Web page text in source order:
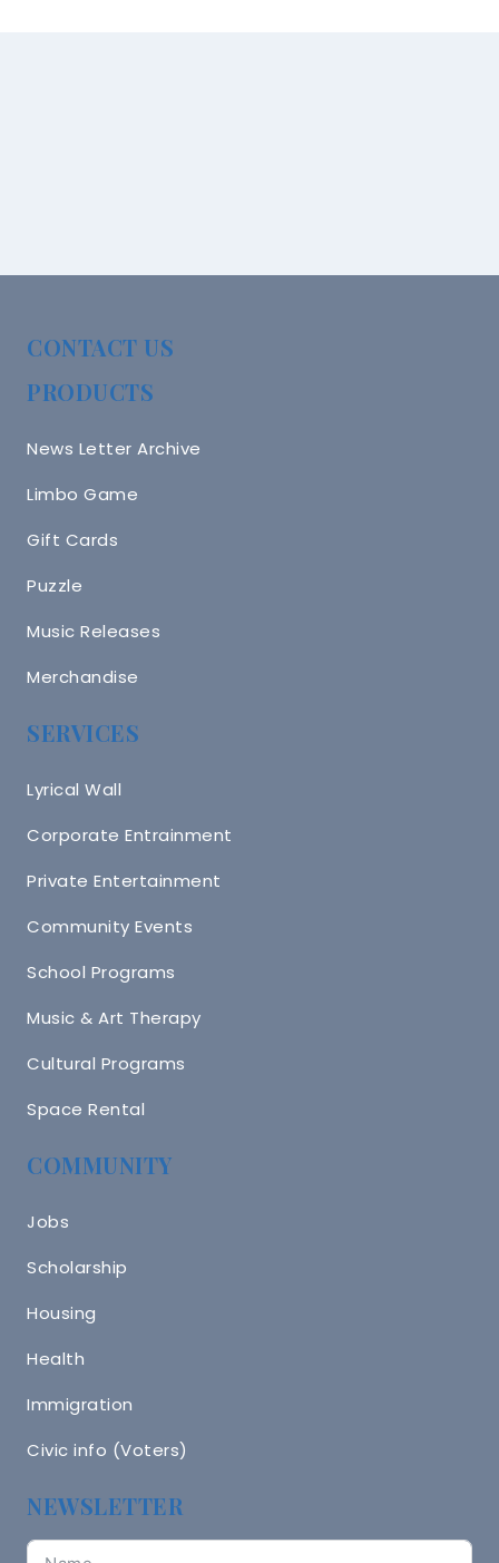
CONTACT US
PRODUCTS
News Letter Archive
Limbo Game
Gift Cards
Puzzle
Music Releases
Merchandise
SERVICES
Lyrical Wall
Corporate Entrainment
Private Entertainment
Community Events
School Programs
Music & Art Therapy
Cultural Programs
Space Rental
COMMUNITY
Jobs
Scholarship
Housing
Health
Immigration
Civic info (Voters)
NEWSLETTER